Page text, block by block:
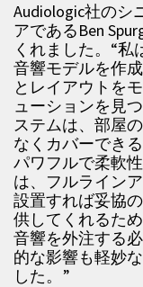
Audiologic社のシ
アであるBen
くれました。“私
音響モデルを作
とレイアウトを
ューションを見
ステムは、部屋
なくカバーでき
パワフルで柔軟
は、フルライン
設置すれば妥協
供してくれるた
音響を外注する
的な影響も軽妙
した。”